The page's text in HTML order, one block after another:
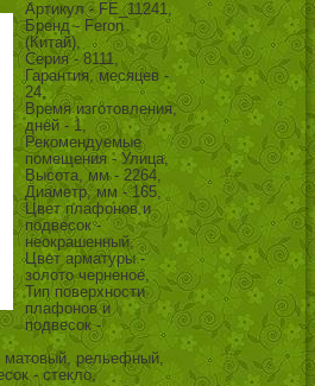
Артикул - FE_11241,
Бренд - Feron
(Китай),
Серия - 8111,
Гарантия, месяцев -
24,
Время изготовления,
дней - 1,
Рекомендуемые
помещения - Улица,
Высота, мм - 2264,
Диаметр, мм - 165,
Цвет плафонов и
подвесок -
неокрашенный,
Цвет арматуры -
золото черненое,
Тип поверхности
плафонов и
подвесок -
матовый, рельефный,
- стекло,